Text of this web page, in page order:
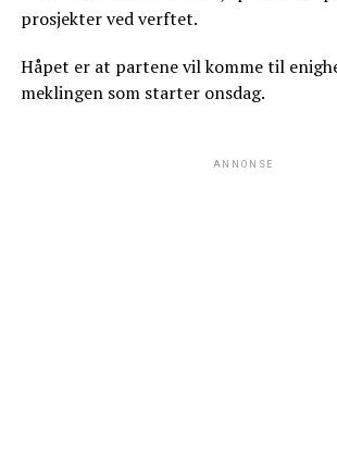
prosjekter ved verftet.
Håpet er at partene vil komme til
meklingen som starter onsdag.
ANNONSE